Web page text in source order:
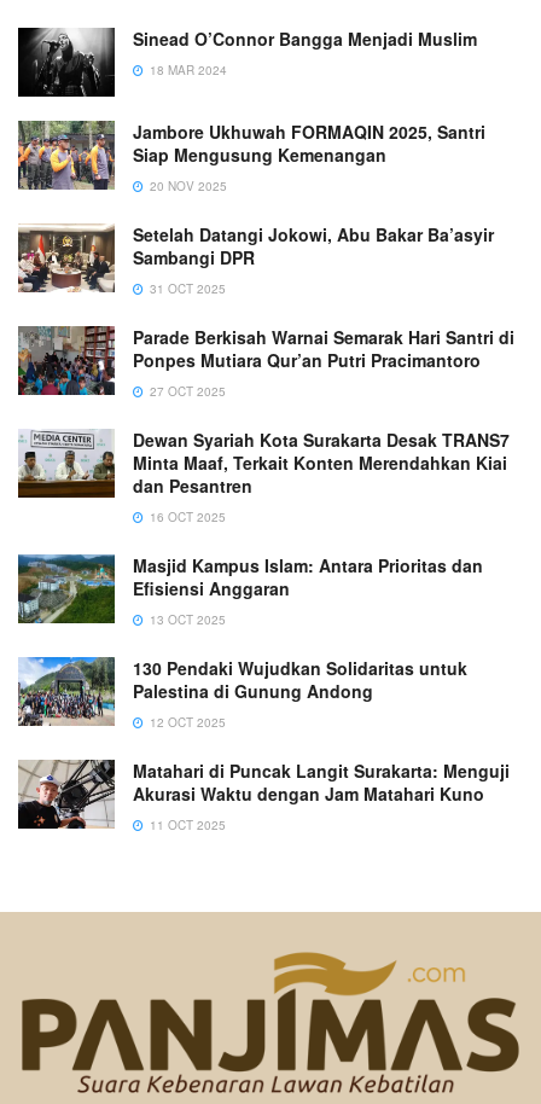
Sinead O’Connor Bangga Menjadi Muslim
18 MAR 2024
Jambore Ukhuwah FORMAQIN 2025, Santri
Siap Mengusung Kemenangan
20 NOV 2025
Setelah Datangi Jokowi, Abu Bakar Ba’asyir
Sambangi DPR
31 OCT 2025
Parade Berkisah Warnai Semarak Hari Santri di
Ponpes Mutiara Qur’an Putri Pracimantoro
27 OCT 2025
Dewan Syariah Kota Surakarta Desak TRANS7
Minta Maaf, Terkait Konten Merendahkan Kiai
dan Pesantren
16 OCT 2025
Masjid Kampus Islam: Antara Prioritas dan
Efisiensi Anggaran
13 OCT 2025
130 Pendaki Wujudkan Solidaritas untuk
Palestina di Gunung Andong
12 OCT 2025
Matahari di Puncak Langit Surakarta: Menguji
Akurasi Waktu dengan Jam Matahari Kuno
11 OCT 2025